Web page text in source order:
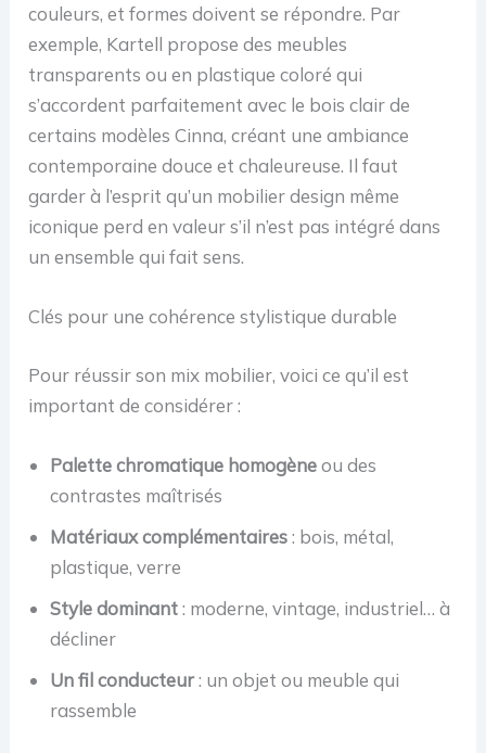
couleurs, et formes doivent se répondre. Par
exemple, Kartell propose des meubles
transparents ou en plastique coloré qui
s’accordent parfaitement avec le bois clair de
certains modèles Cinna, créant une ambiance
contemporaine douce et chaleureuse. Il faut
garder à l’esprit qu’un mobilier design même
iconique perd en valeur s’il n’est pas intégré dans
un ensemble qui fait sens.
Clés pour une cohérence stylistique durable
Pour réussir son mix mobilier, voici ce qu’il est
important de considérer :
Palette chromatique homogèneou des
contrastes maîtrisés
Matériaux complémentaires: bois, métal,
plastique, verre
Style dominant: moderne, vintage, industriel… à
décliner
Un fil conducteur: un objet ou meuble qui
rassemble